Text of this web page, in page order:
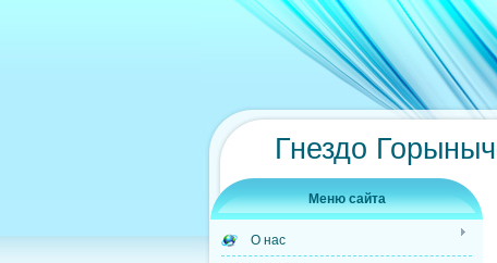
Гнездо
Меню сайта
О нас